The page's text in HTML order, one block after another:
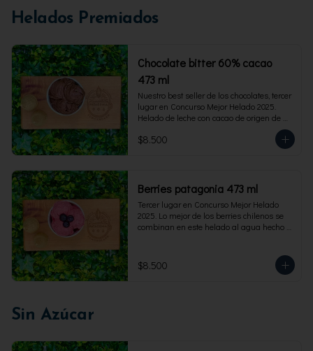
Helados Premiados
Chocolate bitter 60% cacao
473 ml
Nuestro best seller de los chocolates, tercer
lugar en Concurso Mejor Helado 2025.
Helado de leche con cacao de origen de
intensidad al 60%. Envase familiar 473 ml,
rinde 4  porciones.
$8.500
Berries patagonia 473 ml
Tercer lugar en Concurso Mejor Helado
2025. Lo mejor de los berries chilenos se
combinan en este helado al agua hecho
473 ml. Rinde 4 porciones.
$8.500
Sin Azúcar